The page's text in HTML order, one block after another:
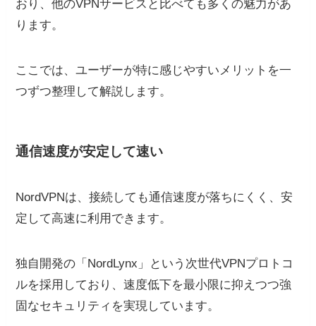
おり、他のVPNサービスと比べても多くの魅力があ
ります。
ここでは、ユーザーが特に感じやすいメリットを一
つずつ整理して解説します。
通信速度が安定して速い
NordVPNは、接続しても通信速度が落ちにくく、安
定して高速に利用できます。
独自開発の「NordLynx」という次世代VPNプロトコ
ルを採用しており、速度低下を最小限に抑えつつ強
固なセキュリティを実現しています。